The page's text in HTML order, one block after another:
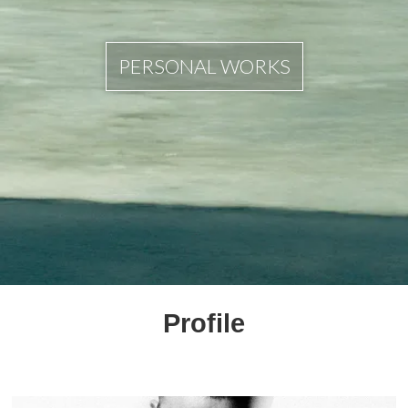
PERSONAL WORKS
Profile